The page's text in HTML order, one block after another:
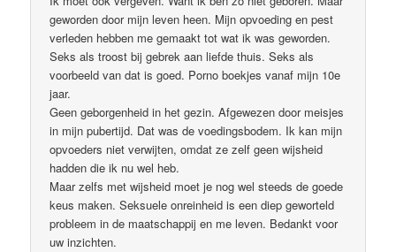
geworden door mijn leven heen. Mijn opvoeding en pest
verleden hebben me gemaakt tot wat ik was geworden.
Seks als troost bij gebrek aan liefde thuis. Seks als
voorbeeld van dat is goed. Porno boekjes vanaf mijn 10e
jaar.
Geen geborgenheid in het gezin. Afgewezen door meisjes
in mijn pubertijd. Dat was de voedingsbodem. Ik kan mijn
opvoeders niet verwijten, omdat ze zelf geen wijsheid
hadden die ik nu wel heb.
Maar zelfs met wijsheid moet je nog wel steeds de goede
keus maken. Seksuele onreinheid is een diep geworteld
probleem in de maatschappij en me leven. Bedankt voor
uw inzichten.